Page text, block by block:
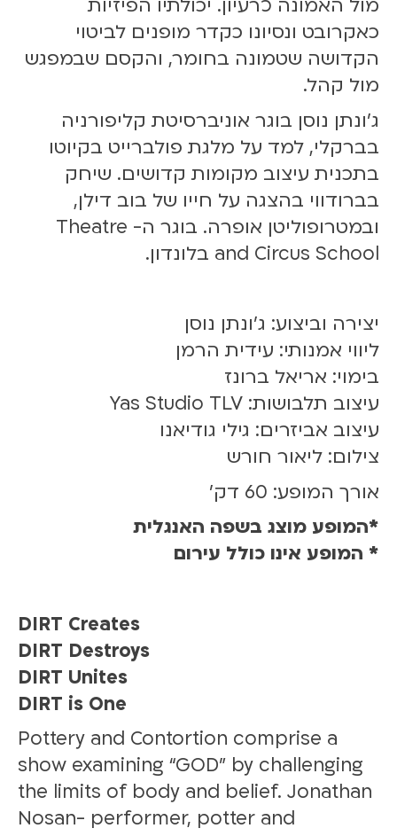
מול האמונה כרעיון. יכולתיו הפיזיות
כאקרובט ונסיונו כקדר מופנים לביטוי
הקדושה שטמונה בחומר, והקסם שבמפגש
מול קהל.
ג’ונתן נוסן בוגר אוניברסיטת קליפורניה
בברקלי, למד על מלגת פולברייט בקיוטו
בתכנית עיצוב מקומות קדושים. שיחק
בברודווי בהצגה על חייו של בוב דילן,
ובמטרופוליטן אופרה. בוגר ה- Theatre
and Circus School בלונדון.
יצירה וביצוע: ג'ונתן נוסן
ליווי אמנותי: עידית הרמן
בימוי: אריאל ברונז
עיצוב תלבושות: Yas Studio TLV
עיצוב אביזרים: גילי גודיאנו
צילום: ליאור חורש
אורך המופע: 60 דק'
*המופע מוצג בשפה האנגלית
* המופע אינו כולל עירום
DIRT Creates
DIRT Destroys
DIRT Unites
DIRT is One
Pottery and Contortion comprise a
show examining “GOD” by challenging
the limits of body and belief. Jonathan
Nosan- performer, potter and